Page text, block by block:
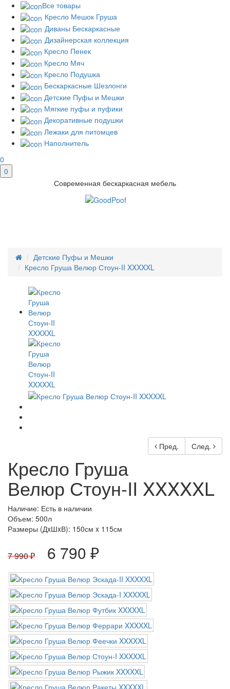
Все товары
Кресло Мешок Груша
Диваны Бескаркасные
Дизайнерская коллекция
Кресло Пенек
Кресло Мяч
Кресло Подушка
Бескаркасные Шезлонги
Детские Пуфы и Мешки
Мягкие пуфы и пуфики
Декоративные подушки
Лежаки для питомцев
Наполнитель
0
0
Современная бескаркасная мебель
Детские Пуфы и Мешки
Кресло Груша Велюр Стоун-II XXXXXL
Пред. След.
Кресло Груша
Велюр Стоун-II XXXXXL
Наличие: Есть в наличии
Объем: 500л
Размеры (ДxШxВ): 150см x 115см
7 990 ₽ 6 790 ₽